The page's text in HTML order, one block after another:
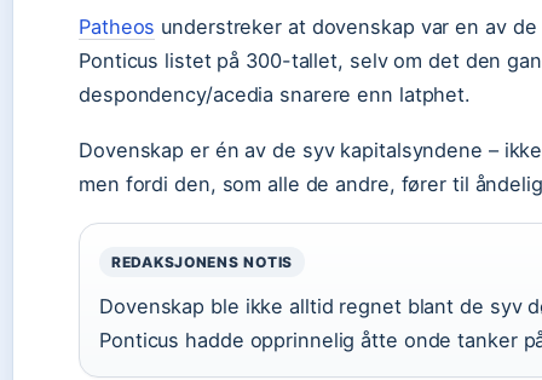
Patheos understreker at dovenskap var en av
Ponticus listet på 300-tallet, selv om det den
despondency/acedia snarere enn latphet.
Dovenskap er én av de syv kapitalsyndene –
men fordi den, som alle de andre, fører til
REDAKSJONENS NOTIS
Dovenskap ble ikke alltid regnet blant de syv
Ponticus hadde opprinnelig åtte onde tanker